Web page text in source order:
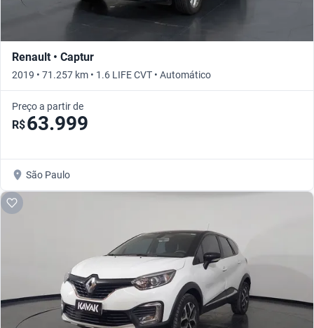
Renault • Captur
2019 • 71.257 km • 1.6 LIFE CVT • Automático
Preço a partir de
R$63.999
São Paulo